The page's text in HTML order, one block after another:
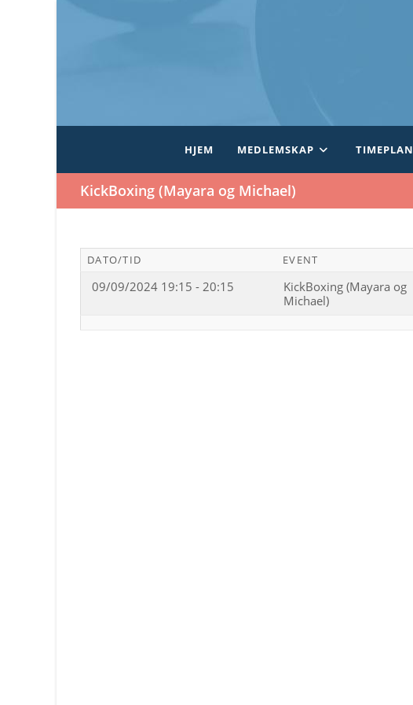
HJEM MEDLEMSKAP TIMEPLAN
KickBoxing (Mayara og Michael)
DATO/TID EVENT
09/09/2024 19:15 - 20:15
KickBoxing (Mayara og
Michael)